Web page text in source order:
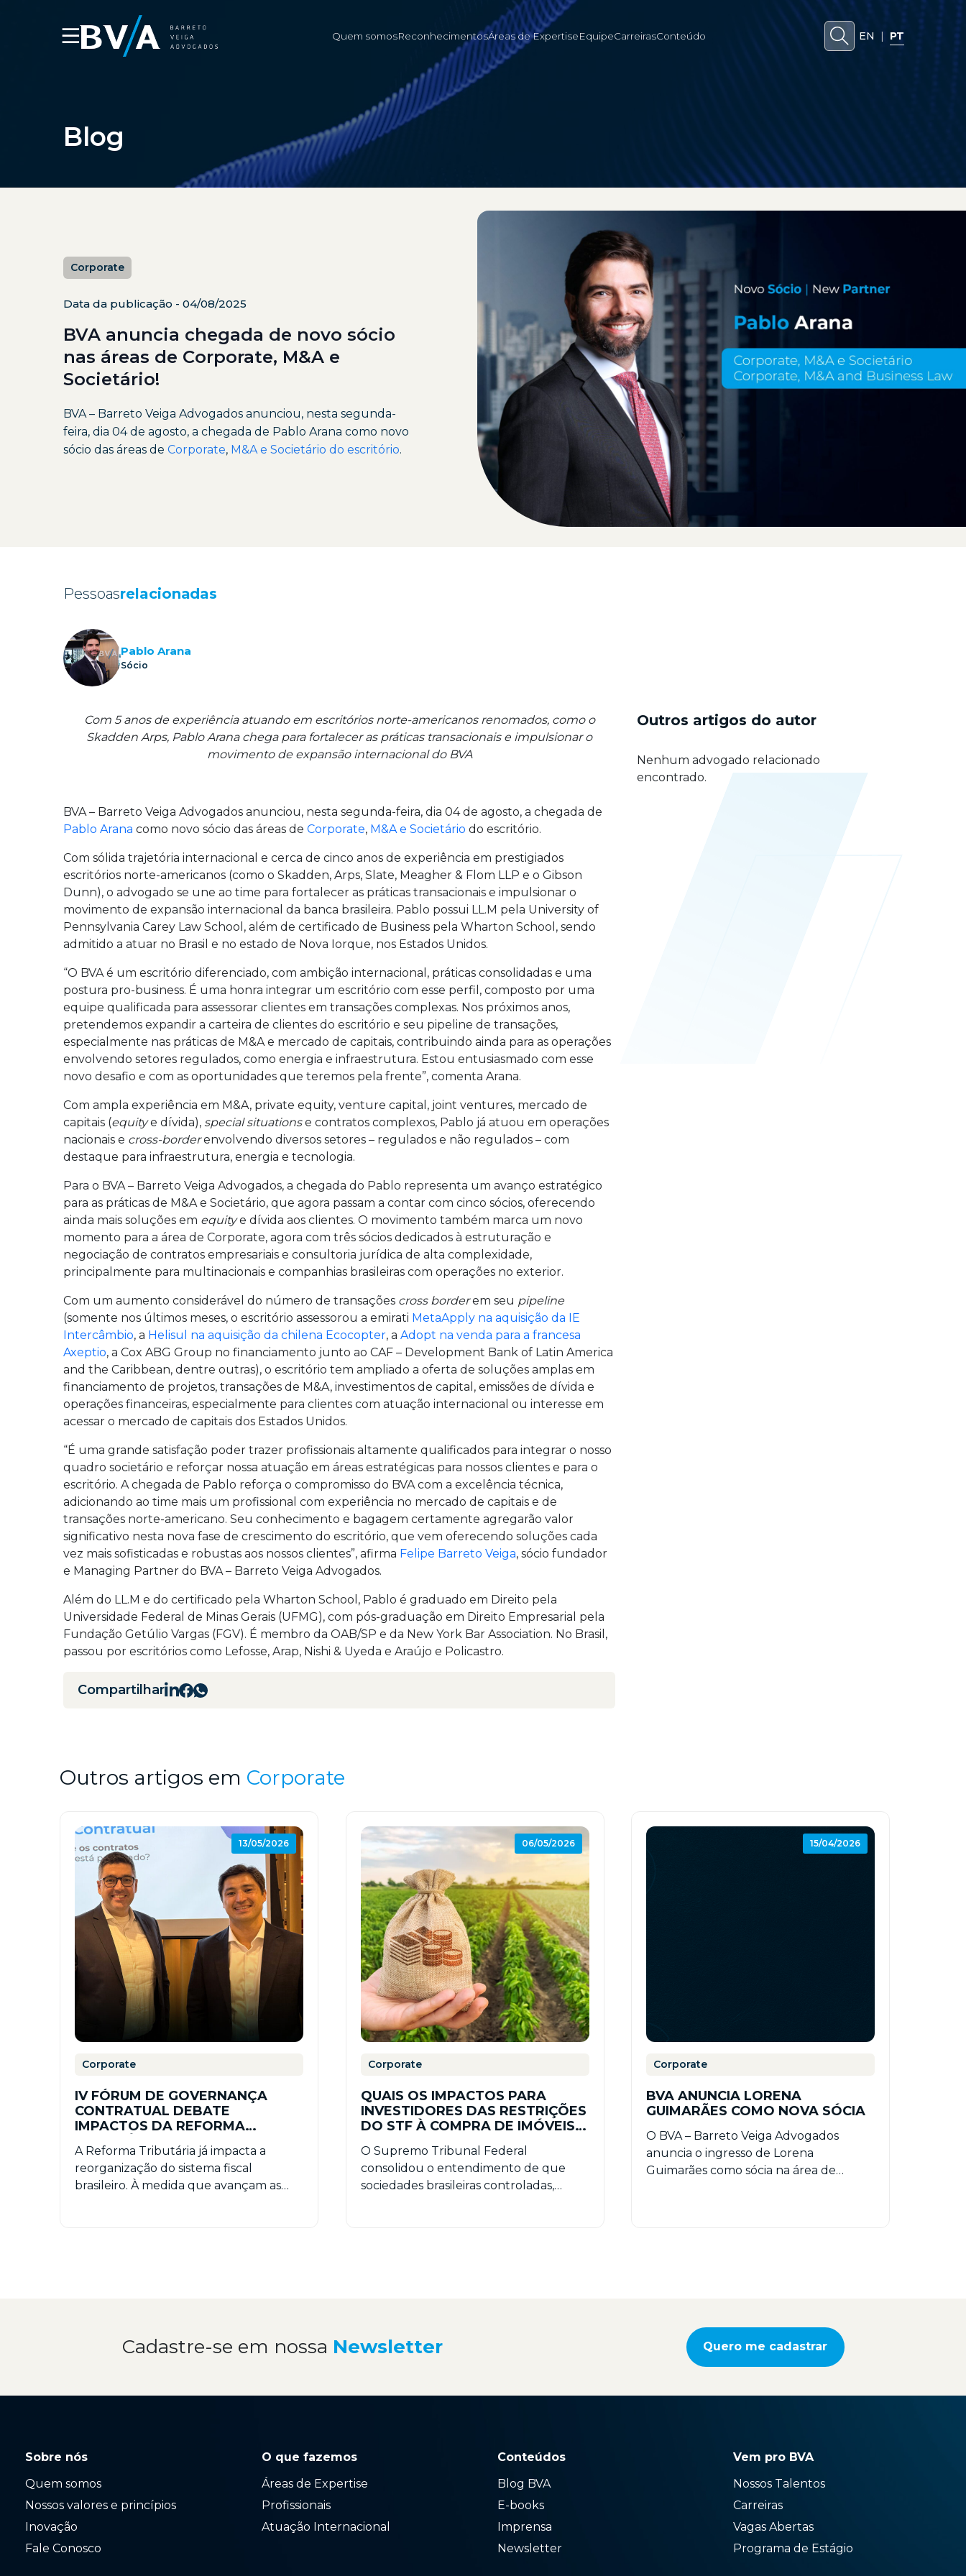
☰ Quem somosReconhecimentosÁreas de ExpertiseEquipeCarreirasConteúdo EN | PT
Blog
Corporate
Data da publicação - 04/08/2025
BVA anuncia chegada de novo sócio
nas áreas de Corporate, M&A e
Societário!
BVA – Barreto Veiga Advogados anunciou, nesta segunda-
feira, dia 04 de agosto, a chegada de Pablo Arana como novo
sócio das áreas de Corporate, M&A e Societário do escritório.
Pessoasrelacionadas
Pablo Arana
Sócio
Com 5 anos de experiência atuando em escritórios norte-americanos renomados, como o
Skadden Arps, Pablo Arana chega para fortalecer as práticas transacionais e impulsionar o
movimento de expansão internacional do BVA
BVA – Barreto Veiga Advogados anunciou, nesta segunda-feira, dia 04 de agosto, a chegada de
Pablo Arana como novo sócio das áreas de Corporate, M&A e Societário do escritório.
Com sólida trajetória internacional e cerca de cinco anos de experiência em prestigiados
escritórios norte-americanos (como o Skadden, Arps, Slate, Meagher & Flom LLP e o Gibson
Dunn), o advogado se une ao time para fortalecer as práticas transacionais e impulsionar o
movimento de expansão internacional da banca brasileira. Pablo possui LL.M pela University of
Pennsylvania Carey Law School, além de certificado de Business pela Wharton School, sendo
admitido a atuar no Brasil e no estado de Nova Iorque, nos Estados Unidos.
“O BVA é um escritório diferenciado, com ambição internacional, práticas consolidadas e uma
postura pro-business. É uma honra integrar um escritório com esse perfil, composto por uma
equipe qualificada para assessorar clientes em transações complexas. Nos próximos anos,
pretendemos expandir a carteira de clientes do escritório e seu pipeline de transações,
especialmente nas práticas de M&A e mercado de capitais, contribuindo ainda para as operações
envolvendo setores regulados, como energia e infraestrutura. Estou entusiasmado com esse
novo desafio e com as oportunidades que teremos pela frente”, comenta Arana.
Com ampla experiência em M&A, private equity, venture capital, joint ventures, mercado de
capitais (equitye dívida), special situationse contratos complexos, Pablo já atuou em operações
nacionais e cross-borderenvolvendo diversos setores – regulados e não regulados – com
destaque para infraestrutura, energia e tecnologia.
Para o BVA – Barreto Veiga Advogados, a chegada do Pablo representa um avanço estratégico
para as práticas de M&A e Societário, que agora passam a contar com cinco sócios, oferecendo
ainda mais soluções em equitye dívida aos clientes. O movimento também marca um novo
momento para a área de Corporate, agora com três sócios dedicados à estruturação e
negociação de contratos empresariais e consultoria jurídica de alta complexidade,
principalmente para multinacionais e companhias brasileiras com operações no exterior.
Com um aumento considerável do número de transações cross borderem seu pipeline
(somente nos últimos meses, o escritório assessorou a emirati MetaApply na aquisição da IE
Intercâmbio, a Helisul na aquisição da chilena Ecocopter, a Adopt na venda para a francesa
Axeptio, a Cox ABG Group no financiamento junto ao CAF – Development Bank of Latin America
and the Caribbean, dentre outras), o escritório tem ampliado a oferta de soluções amplas em
financiamento de projetos, transações de M&A, investimentos de capital, emissões de dívida e
operações financeiras, especialmente para clientes com atuação internacional ou interesse em
acessar o mercado de capitais dos Estados Unidos.
“É uma grande satisfação poder trazer profissionais altamente qualificados para integrar o nosso
quadro societário e reforçar nossa atuação em áreas estratégicas para nossos clientes e para o
escritório. A chegada de Pablo reforça o compromisso do BVA com a excelência técnica,
adicionando ao time mais um profissional com experiência no mercado de capitais e de
transações norte-americano. Seu conhecimento e bagagem certamente agregarão valor
significativo nesta nova fase de crescimento do escritório, que vem oferecendo soluções cada
vez mais sofisticadas e robustas aos nossos clientes”, afirma Felipe Barreto Veiga, sócio fundador
e Managing Partner do BVA – Barreto Veiga Advogados.
Além do LL.M e do certificado pela Wharton School, Pablo é graduado em Direito pela
Universidade Federal de Minas Gerais (UFMG), com pós-graduação em Direito Empresarial pela
Fundação Getúlio Vargas (FGV). É membro da OAB/SP e da New York Bar Association. No Brasil,
passou por escritórios como Lefosse, Arap, Nishi & Uyeda e Araújo e Policastro.
Compartilhar
Outros artigos do autor
Nenhum advogado relacionado
encontrado.
Outros artigos em Corporate
13/05/2026
Corporate
IV FÓRUM DE GOVERNANÇA
CONTRATUAL DEBATE
IMPACTOS DA REFORMA
EMPRESARIAIS
A Reforma Tributária já impacta a
reorganização do sistema fiscal
brasileiro. À medida que avançam as
06/05/2026
Corporate
QUAIS OS IMPACTOS PARA
INVESTIDORES DAS RESTRIÇÕES
DO STF À COMPRA DE IMÓVEIS
CONTROLE ESTRANGEIRO?
O Supremo Tribunal Federal
consolidou o entendimento de que
sociedades brasileiras controladas,
15/04/2026
Corporate
BVA ANUNCIA LORENA
GUIMARÃES COMO NOVA SÓCIA
O BVA – Barreto Veiga Advogados
anuncia o ingresso de Lorena
Guimarães como sócia na área de
Cadastre-se em nossa Newsletter Quero me cadastrar
Sobre nós
Quem somos
Nossos valores e princípios
Inovação
Fale Conosco
O que fazemos
Áreas de Expertise
Profissionais
Atuação Internacional
Conteúdos
Blog BVA
E-books
Imprensa
Newsletter
Vem pro BVA
Nossos Talentos
Carreiras
Vagas Abertas
Programa de Estágio